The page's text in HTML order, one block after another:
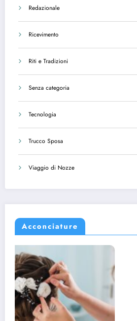
Redazionale
Ricevimento
Riti e Tradizioni
Senza categoria
Tecnologia
Trucco Sposa
Viaggio di Nozze
Acconciature
ACCONCIATURE SPOSA